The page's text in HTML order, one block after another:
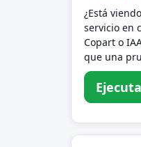
¿Está
servicio en
Copart o
que una